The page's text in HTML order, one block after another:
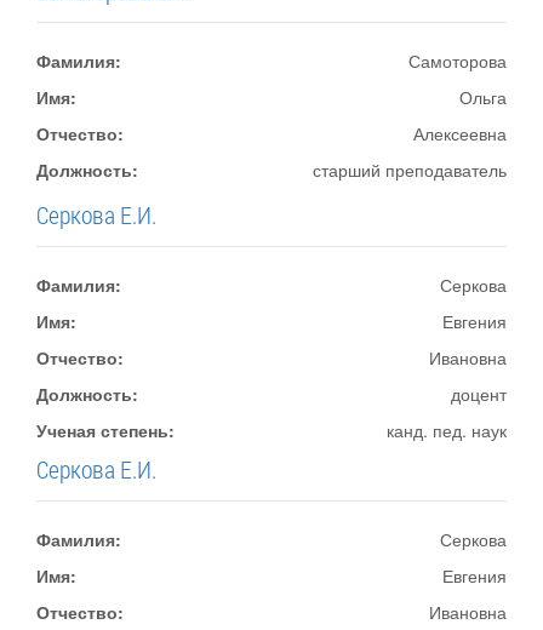
Фамилия:
Самоторова
Имя:
Ольга
Отчество:
Алексеевна
Должность:
старший преподаватель
Серкова Е.И.
Фамилия:
Серкова
Имя:
Евгения
Отчество:
Ивановна
Должность:
доцент
Ученая степень:
канд. пед. наук
Серкова Е.И.
Фамилия:
Серкова
Имя:
Евгения
Отчество:
Ивановна